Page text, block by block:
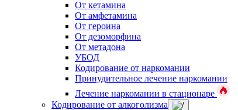
От кетамина
От амфетамина
От героина
От дезоморфина
От метадона
УБОД
Кодирование от наркомании
Принудительное лечение наркомании
Лечение наркомании в стационаре
Кодирование от алкоголизма